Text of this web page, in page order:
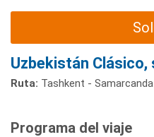
Uzbekistán Clásico,
Ruta: Tashkent -
Programa del viaje